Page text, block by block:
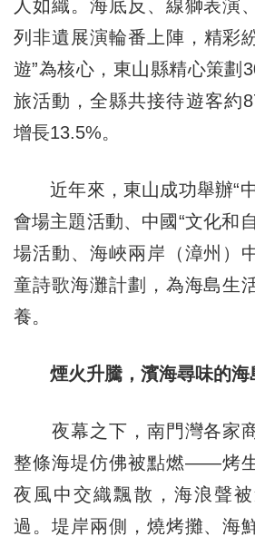
人如織。海底反、線獅表演
列非遺展演輪番上陣，精彩
遊”為核心，東山縣精心策劃
旅活動，全縣共接待遊客約
增長13.5%。
近年來，東山成功舉辦“中
會場主題活動、中國“文化和
場活動、海峽兩岸（漳州）
童詩歌海灘計劃，為海島生
養。
煙火升騰，濱海尋味的海
夜幕之下，南門灣各家商
整條海堤仿佛被點燃——烤
夜風中交織飄散，海浪聲
過。堤岸兩側，燒烤攤、海